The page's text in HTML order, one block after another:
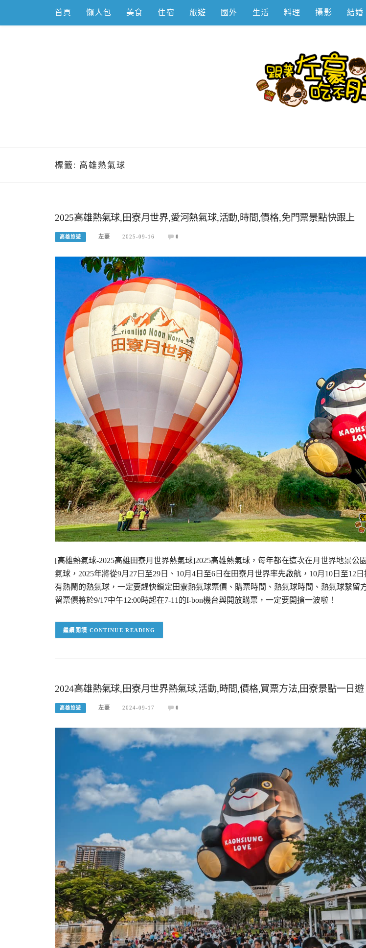
content
首頁 懶人包 美食 住宿 旅遊 國外 生活 料理 攝影 結婚
標籤: 高雄熱氣球
2025高雄熱氣球,田寮月世界,愛河熱氣球,活動,時間,價格,免門票景點快跟上
高雄旅遊 左豪 2025-09-16 0
[高雄熱氣球-2025高雄田寮月世界熱氣球]2025高雄熱氣球，每年都在這次在月世界地景公
氣球，2025年將從9月27日至29日、10月4日至6日在田寮月世界率先啟航，10月10日至12
有熱鬧的熱氣球，一定要趕快鎖定田寮熱氣球票價、購票時間、熱氣球時間、熱氣球繫留
留票價將於9/17中午12:00時起在7-11的I-bon機台與開放購票，一定要開搶一波啦！
CONTINUE READING
2024高雄熱氣球,田寮月世界熱氣球,活動,時間,價格,買票方法,田寮景點一日遊
高雄旅遊 左豪 2024-09-17 0